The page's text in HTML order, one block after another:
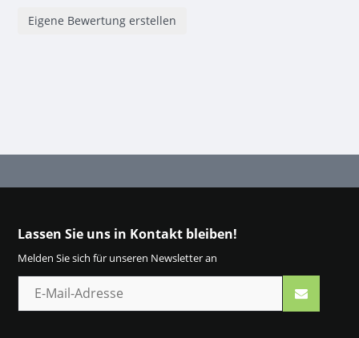
Eigene Bewertung erstellen
Lassen Sie uns in Kontakt bleiben!
Melden Sie sich für unseren Newsletter an